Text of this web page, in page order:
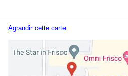
Agrandir cette carte